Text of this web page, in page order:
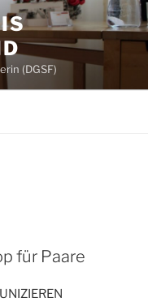
(DGSF)
für Paare